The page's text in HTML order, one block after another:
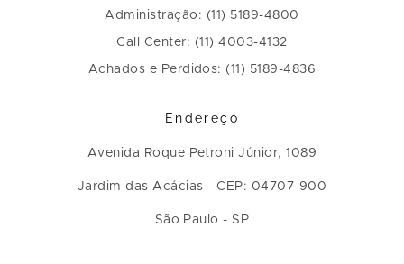
Administração: (11) 5189-4800
Call Center: (11) 4003-4132
Achados e Perdidos: (11) 5189-4836
Endereço
Avenida Roque Petroni Júnior, 1089
Jardim das Acácias - CEP: 04707-900
São Paulo - SP